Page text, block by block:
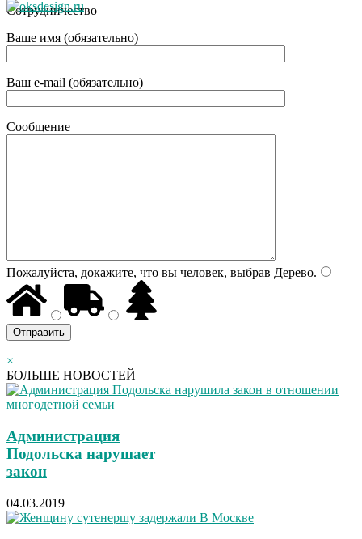
Сотрудничество
Ваше имя (обязательно)
Ваш e-mail (обязательно)
Сообщение
Пожалуйста, докажите, что вы человек, выбрав Дерево.
×
БОЛЬШЕ НОВОСТЕЙ
Администрация
Подольска нарушает
закон
04.03.2019